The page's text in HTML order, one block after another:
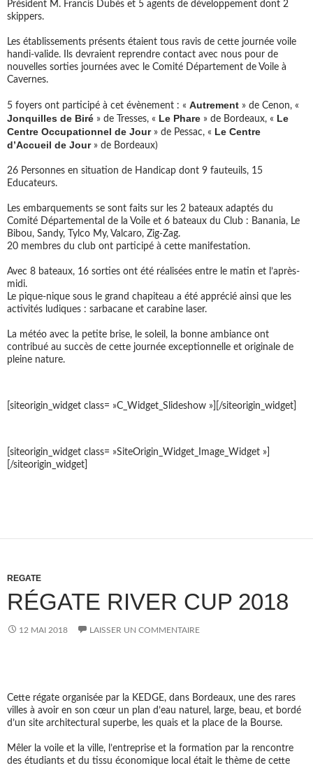
Président M. Francis Dubès et 5 agents de développement dont 2
skippers.
Les établissements présents étaient tous ravis de cette journée voile
handi-valide. Ils devraient reprendre contact avec nous pour de
nouvelles sorties journées avec le Comité Département de Voile à
Cavernes.
5 foyers ont participé à cet évènement : « Autrement » de Cenon, «
Jonquilles de Biré » de Tresses, « Le Phare » de Bordeaux, « Le
Centre Occupationnel de Jour» de Pessac, « Le Centre
d’Accueil de Jour» de Bordeaux)
26 Personnes en situation de Handicap dont 9 fauteuils, 15
Educateurs.
Les embarquements se sont faits sur les 2 bateaux adaptés du
Comité Départemental de la Voile et 6 bateaux du Club : Banania, Le
Bibou, Sandy, Tylco My, Valcaro, Zig-Zag.
20 membres du club ont participé à cette manifestation.
Avec 8 bateaux, 16 sorties ont été réalisées entre le matin et l’après-
midi.
Le pique-nique sous le grand chapiteau a été apprécié ainsi que les
activités ludiques : sarbacane et carabine laser.
La météo avec la petite brise, le soleil, la bonne ambiance ont
contribué au succès de cette journée exceptionnelle et originale de
pleine nature.
[siteorigin_widget class= »C_Widget_Slideshow »] [/siteorigin_widget]
[siteorigin_widget class= »SiteOrigin_Widget_Image_Widget »]
[/siteorigin_widget]
REGATE
RÉGATE RIVER CUP 2018
12 MAI 2018 LAISSER UN COMMENTAIRE
Cette régate organisée par la KEDGE, dans Bordeaux, une des rares
villes à avoir en son cœur un plan d’eau naturel, large, beau, et bordé
d’un site architectural superbe, les quais et la place de la Bourse.
Mêler la voile et la ville, l’entreprise et la formation par la rencontre
des étudiants et du tissu économique local était le thème de cette